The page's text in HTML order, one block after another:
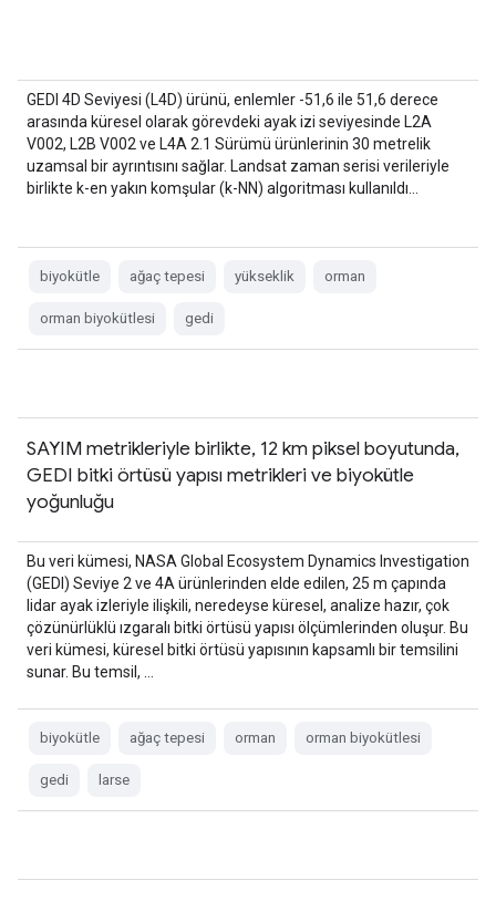
GEDI 4D Seviyesi (L4D) ürünü, enlemler -51,6 ile 51,6 derece
arasında küresel olarak görevdeki ayak izi seviyesinde L2A
V002, L2B V002 ve L4A 2.1 Sürümü ürünlerinin 30 metrelik
uzamsal bir ayrıntısını sağlar. Landsat zaman serisi verileriyle
birlikte k-en yakın komşular (k-NN) algoritması kullanıldı…
biyokütle ağaç tepesi yükseklik orman
orman biyokütlesi gedi
SAYIM metrikleriyle birlikte, 12 km piksel boyutunda,
GEDI bitki örtüsü yapısı metrikleri ve biyokütle
yoğunluğu
Bu veri kümesi, NASA Global Ecosystem Dynamics Investigation
(GEDI) Seviye 2 ve 4A ürünlerinden elde edilen, 25 m çapında
lidar ayak izleriyle ilişkili, neredeyse küresel, analize hazır, çok
çözünürlüklü ızgaralı bitki örtüsü yapısı ölçümlerinden oluşur. Bu
veri kümesi, küresel bitki örtüsü yapısının kapsamlı bir temsilini
sunar. Bu temsil, …
biyokütle ağaç tepesi orman orman biyokütlesi
gedi larse